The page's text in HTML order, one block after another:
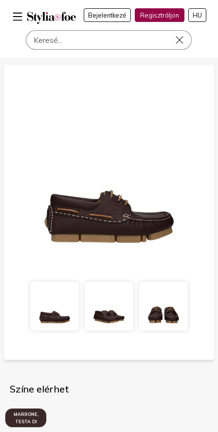
Bejelentkezé
Regisztráljon
a címen
HU
Színe elérhet
MARRONE,
TESTA DI
MORO